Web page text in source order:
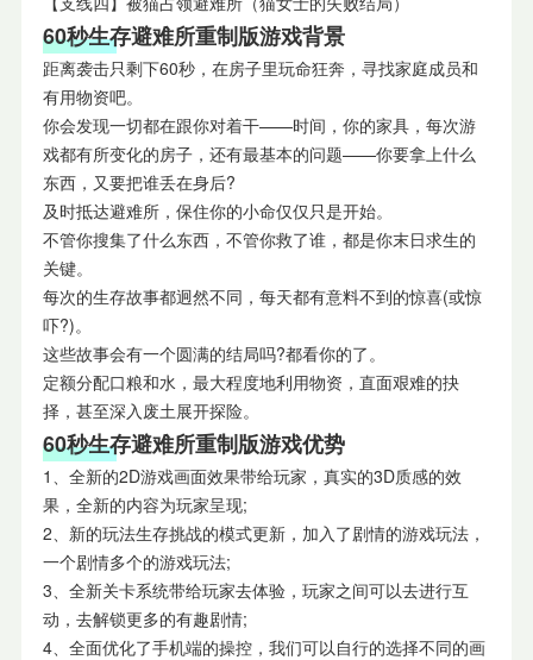
60秒生存避难所重制版游戏背景
距离袭击只剩下60秒，在房子里玩命狂奔，寻找家庭成员和
有用物资吧。
你会发现一切都在跟你对着干——时间，你的家具，每次游
戏都有所变化的房子，还有最基本的问题——你要拿上什么
东西，又要把谁丢在身后?
及时抵达避难所，保住你的小命仅仅只是开始。
不管你搜集了什么东西，不管你救了谁，都是你末日求生的
关键。
每次的生存故事都迥然不同，每天都有意料不到的惊喜(或惊
吓?)。
这些故事会有一个圆满的结局吗?都看你的了。
定额分配口粮和水，最大程度地利用物资，直面艰难的抉
择，甚至深入废土展开探险。
60秒生存避难所重制版游戏优势
1、全新的2D游戏画面效果带给玩家，真实的3D质感的效
果，全新的内容为玩家呈现;
2、新的玩法生存挑战的模式更新，加入了剧情的游戏玩法，
一个剧情多个的游戏玩法;
3、全新关卡系统带给玩家去体验，玩家之间可以去进行互
动，去解锁更多的有趣剧情;
4、全面优化了手机端的操控，我们可以自行的选择不同的画